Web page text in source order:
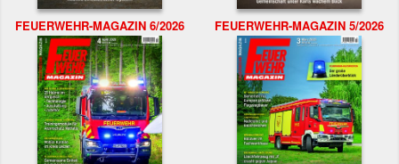
FEUERWEHR-MAGAZIN 6/2026 FEUERWEHR-MAGAZIN 5/2026